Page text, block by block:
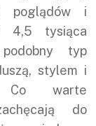
poglądów i
4,5 tysiąca
typ
stylem i
Co warte
do